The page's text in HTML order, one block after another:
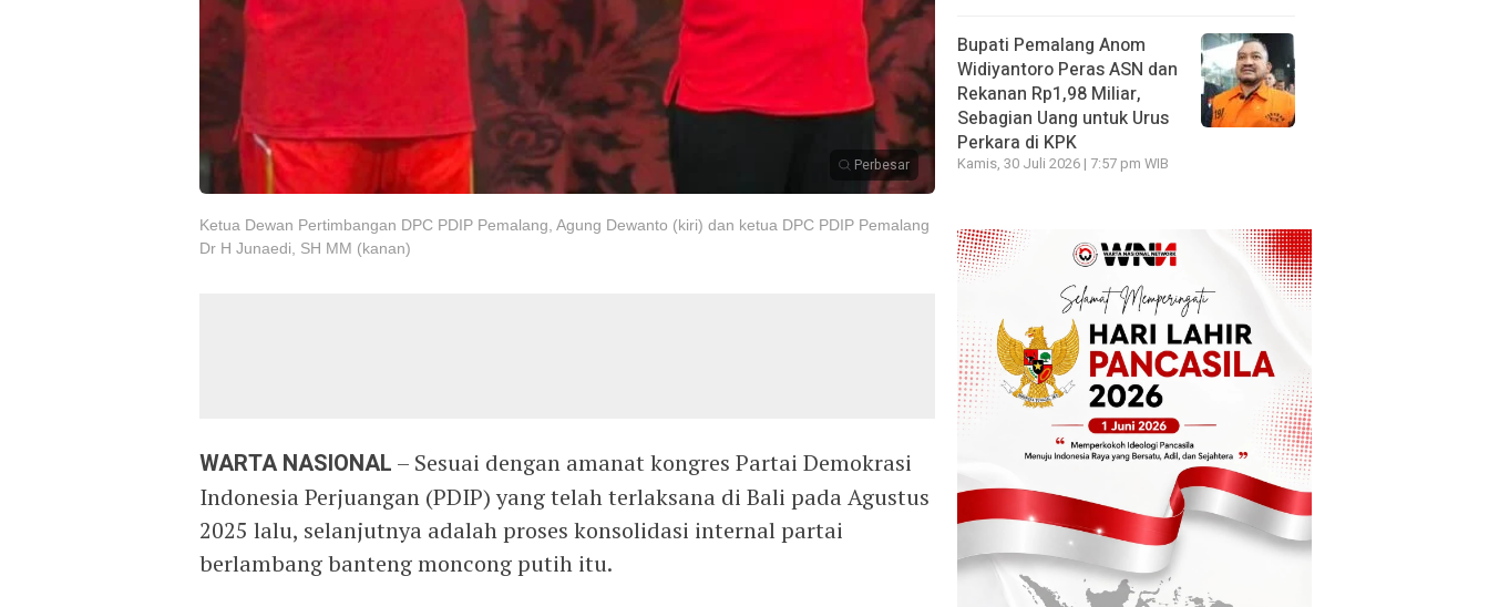
Perbesar
Ketua Dewan Pertimbangan DPC PDIP Pemalang, Agung Dewanto (kiri) dan ketua DPC PDIP Pemalang
Dr H Junaedi, SH MM (kanan)
WARTA NASIONAL – Sesuai dengan amanat kongres Partai Demokrasi
Indonesia Perjuangan (PDIP) yang telah terlaksana di Bali pada Agustus
2025 lalu, selanjutnya adalah proses konsolidasi internal partai
berlambang banteng moncong putih itu.
Bupati Pemalang Anom
Widiyantoro Peras ASN dan
Rekanan Rp1,98 Miliar,
Sebagian Uang untuk Urus
Perkara di KPK
Kamis, 30 Juli 2026 | 7:57 pm WIB